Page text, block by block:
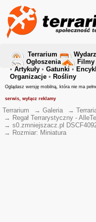
Terrarium
Ogłoszenia
Filmy
• Artykuły • Gatunki •
Organizacje • Rośliny
Oglądasz wersję mobilną, która nie ma
serwis, wyłącz reklamy
Terrarium → Galeria →
→ Regał Terrarystyczny -
→ s0.zmniejszacz.pl
→ Rozmiar: Miniatura